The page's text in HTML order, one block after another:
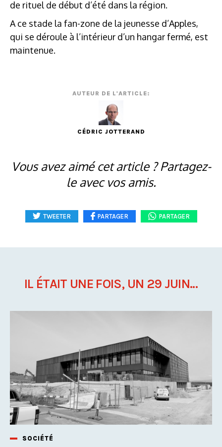
de rituel de début d’été dans la région.
A ce stade la fan-zone de la jeunesse d’Apples,
qui se déroule à l’intérieur d’un hangar fermé, est
maintenue.
AUTEUR DE L'ARTICLE:
CÉDRIC JOTTERAND
Vous avez aimé cet article ? Partagez-
le avec vos amis.
TWEETER PARTAGER PARTAGER
IL ÉTAIT UNE FOIS, UN 29 JUIN...
SOCIÉTÉ